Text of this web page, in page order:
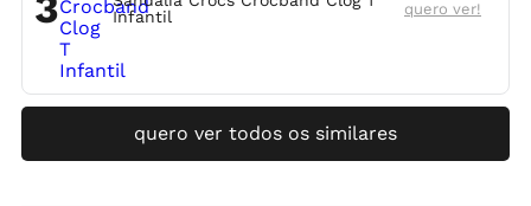
Infantil
quero ver!
quero ver todos os similares